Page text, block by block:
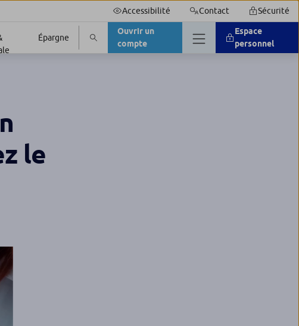
Accessibilité Contact Sécurité
Épargne
Ouvrir un
compte
Espace
personnel
le